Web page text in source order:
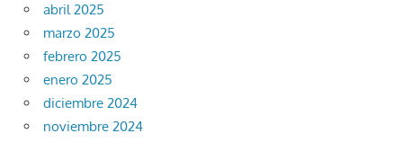
abril 2025
marzo 2025
febrero 2025
enero 2025
diciembre 2024
noviembre 2024